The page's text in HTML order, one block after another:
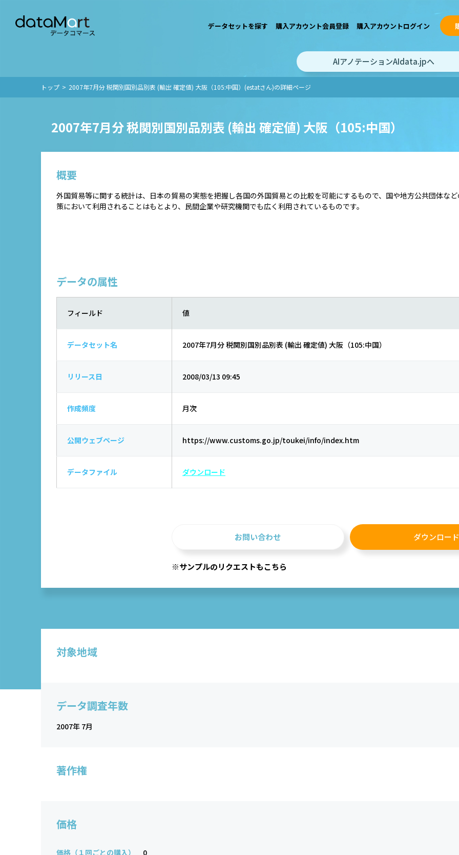
データセットを探す 購入アカウント会員登録 購入アカウントログイン
AIアノテーションAIdata.jpへ
トップ 2007年7月分 税関別国別品別表 (輸出 確定値) 大阪（105:中国）(estatさん)の詳細ページ
2007年7月分 税関別国別品別表 (輸出 確定値) 大阪（105:中国）
概要
外国貿易等に関する統計は、日本の貿易の実態を把握し各国の外国貿易との比較を可能にするもので、国や地方公共団体な
策において利用されることはもとより、民間企業や研究機関でも広く利用されているものです。
データの属性
フィールド 値
データセット名 2007年7月分 税関別国別品別表 (輸出 確定値) 大阪（105:中国）
リリース日 2008/03/13 09:45
作成頻度 月次
公開ウェブページ https://www.customs.go.jp/toukei/info/index.htm
データファイル ダウンロード
お問い合わせ
※サンプルのリクエストもこちら
ダウンロード
対象地域
データ調査年数
2007年 7月
著作権
価格
価格（１回ごとの購入） 0